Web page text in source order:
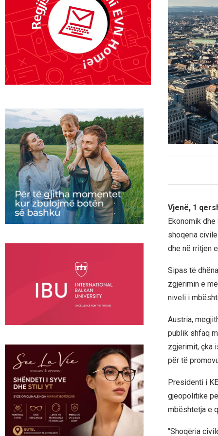
Vjenë, 1
Ekonomik
shoqëria
dhe në rritjen
Sipas të
zgjerimin e
niveli i
Austria,
publik shfaq
zgjerimit, çka
për të
Presidenti i
gjeopolitike
mbështetja e
“Shoqëria